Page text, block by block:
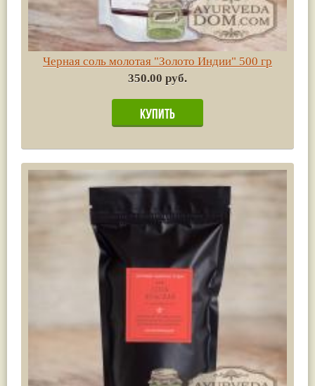
Черная соль молотая "Золото Индии" 500 гр
350.00 руб.